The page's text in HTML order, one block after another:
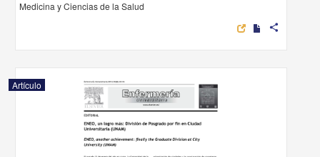
Medicina y Ciencias de la Salud
share
Artículo